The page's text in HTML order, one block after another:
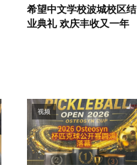
希望中文学校波城校区结
业典礼 欢庆丰收又一年
视频